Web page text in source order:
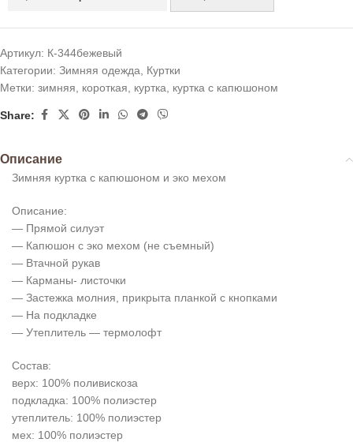
Артикул: К-344бежевый
Категории: Зимняя одежда, Куртки
Метки: зимняя, короткая, куртка, куртка с капюшоном
Share:
Описание
Зимняя куртка с капюшоном и эко мехом
Описание:
— Прямой силуэт
— Капюшон с эко мехом (не съемный)
— Втачной рукав
— Карманы- листочки
— Застежка молния, прикрыта планкой с кнопками
— На подкладке
— Утеплитель — термолофт
Состав:
верх: 100% поливискоза
подкладка: 100% полиэстер
утеплитель: 100% полиэстер
мех: 100% полиэстер